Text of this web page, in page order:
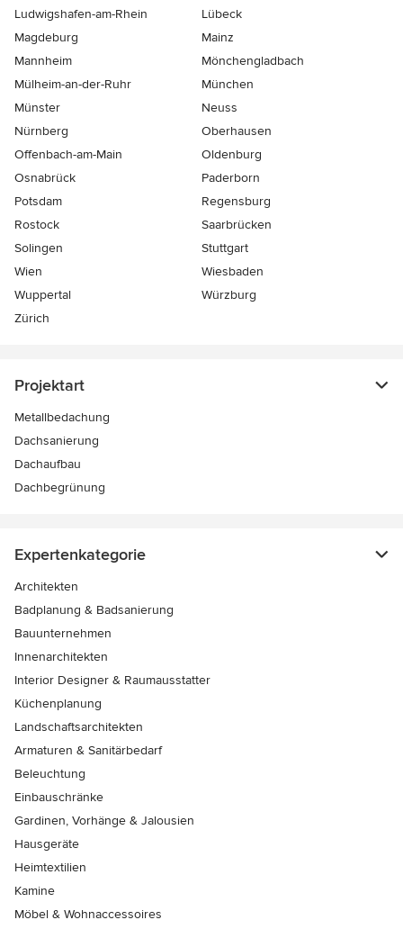
Ludwigshafen-am-Rhein
Lübeck
Magdeburg
Mainz
Mannheim
Mönchen­gladbach
Mülheim-an-der-Ruhr
München
Münster
Neuss
Nürnberg
Oberhausen
Offenbach-am-Main
Oldenburg
Osnabrück
Paderborn
Potsdam
Regensburg
Rostock
Saarbrücken
Solingen
Stuttgart
Wien
Wiesbaden
Wuppertal
Würzburg
Zürich
Projektart
Metallbedachung
Dachsanierung
Dachaufbau
Dachbegrünung
Expertenkategorie
Architekten
Badplanung & Badsanierung
Bauunternehmen
Innenarchitekten
Interior Designer & Raumausstatter
Küchenplanung
Landschaftsarchitekten
Armaturen & Sanitärbedarf
Beleuchtung
Einbauschränke
Gardinen, Vorhänge & Jalousien
Hausgeräte
Heimtextilien
Kamine
Möbel & Wohnaccessoires